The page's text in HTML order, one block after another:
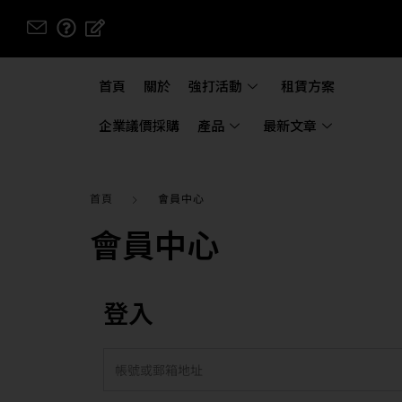
首頁 關於 強打活動 租賃方案
企業議價採購 產品 最新文章
首頁 會員中心
會員中心
登入